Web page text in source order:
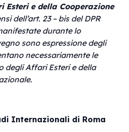
Esteri e della Cooperazione
dell’art. 23 – bis del DPR
durante lo
sono espressione degli
necessariamente le
degli Affari Esteri e della
Internazionali di Roma